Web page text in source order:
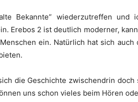
Bekannte“ wiederzutreffen
Erebos 2 ist deutlich moderner,
ein. Natürlich hat sich
die Geschichte zwischendrin
uns schon vieles beim Hören